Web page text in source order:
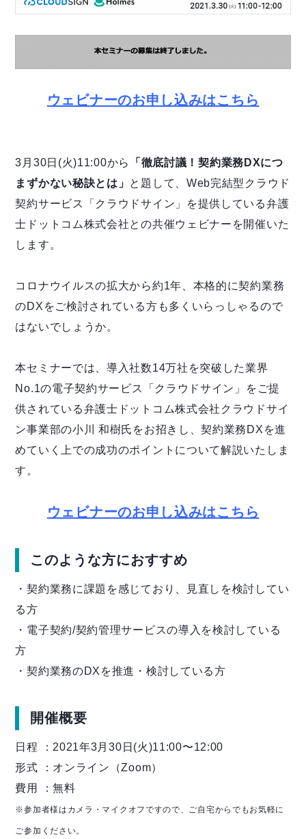
ウェビナーのお申し込みはこちら
3月30日(火)11:00から
「徹底討議！契約業務DXにつ
まずかない秘訣とは」 と題して、Web完結型クラウド
契約サービス「クラウドサイン」を提供している弁護
士ドットコム株式会社との共催ウェビナーを開催いた
します。
コロナウイルスの拡大から約1年、本格的に契約業務
のDXをご検討されている方も多くいらっしゃるので
はないでしょうか。
本セミナーでは、導入社数14万社を突破した業界
No.1の電子契約サービス「クラウドサイン」をご提
供されている弁護士ドットコム株式会社クラウドサイ
ン事業部の小川 和樹氏をお招きし、契約業務DXを進
めていく上での成功のポイントについて解説いたしま
す。
ウェビナーのお申し込みはこちら
このような方におすすめ
・契約業務に課題を感じており、見直しを検討してい
る方
・ 電子契約/契約管理サービスの導入を検討している
方
・契約業務のDXを推進・検討している方
開催概要
日程 ：2021年3月30日(火)11:00〜12:00
形式 ：オンライン（Zoom）
費用 ：無料
※参加者様はカメラ・マイクオフですので、ご自宅からでもお気軽に
ご参加ください。